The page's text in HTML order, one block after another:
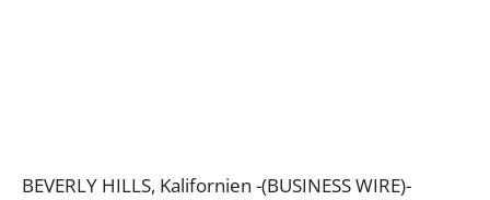
BEVERLY HILLS, Kalifornien -(BUSINESS WIRE)-